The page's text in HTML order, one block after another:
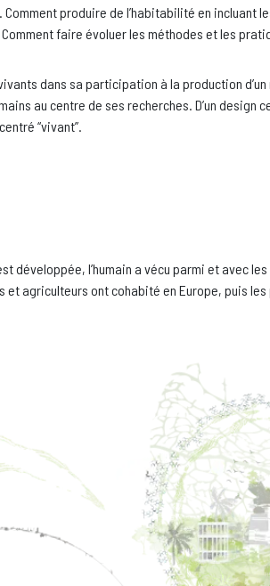
produire de l’habitabilité en incluant
faire évoluer les méthodes et les
dans sa participation à la production d’un
au centre de ses recherches. D’un design
“vivant”.
développée, l’humain a vécu parmi et avec
et agriculteurs ont cohabité en Europe, puis